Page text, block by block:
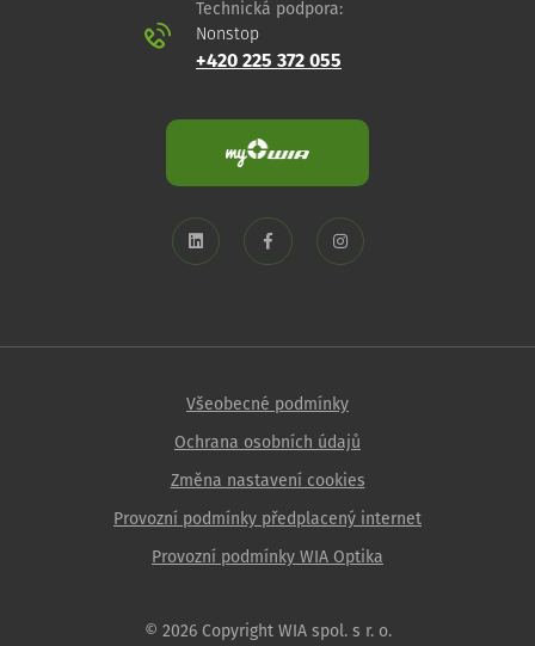
Technická podpora:
Nonstop
+420 225 372 055
Všeobecné podmínky
Ochrana osobních údajů
Změna nastavení cookies
Provozní podmínky předplacený internet
Provozní podmínky WIA Optika
© 2026 Copyright WIA spol. s r. o.